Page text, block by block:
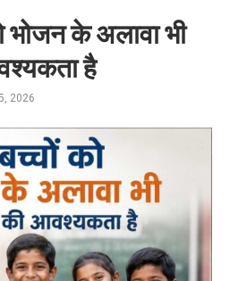
भोजन के अलावा भी
है
2026